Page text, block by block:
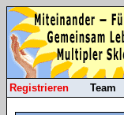
Registrieren Team